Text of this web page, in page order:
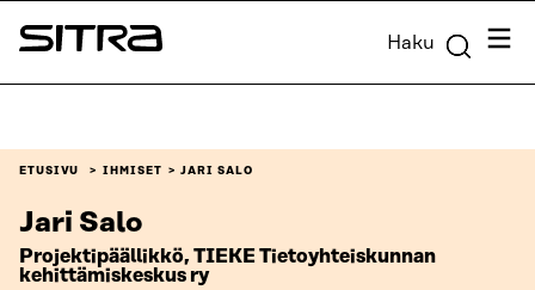
Siirry
suoraan
Sitra Haku
ETUSIVU IHMISET JARI SALO
Jari Salo
Projektipäällikkö, TIEKE Tietoyhteiskunnan
kehittämiskeskus ry